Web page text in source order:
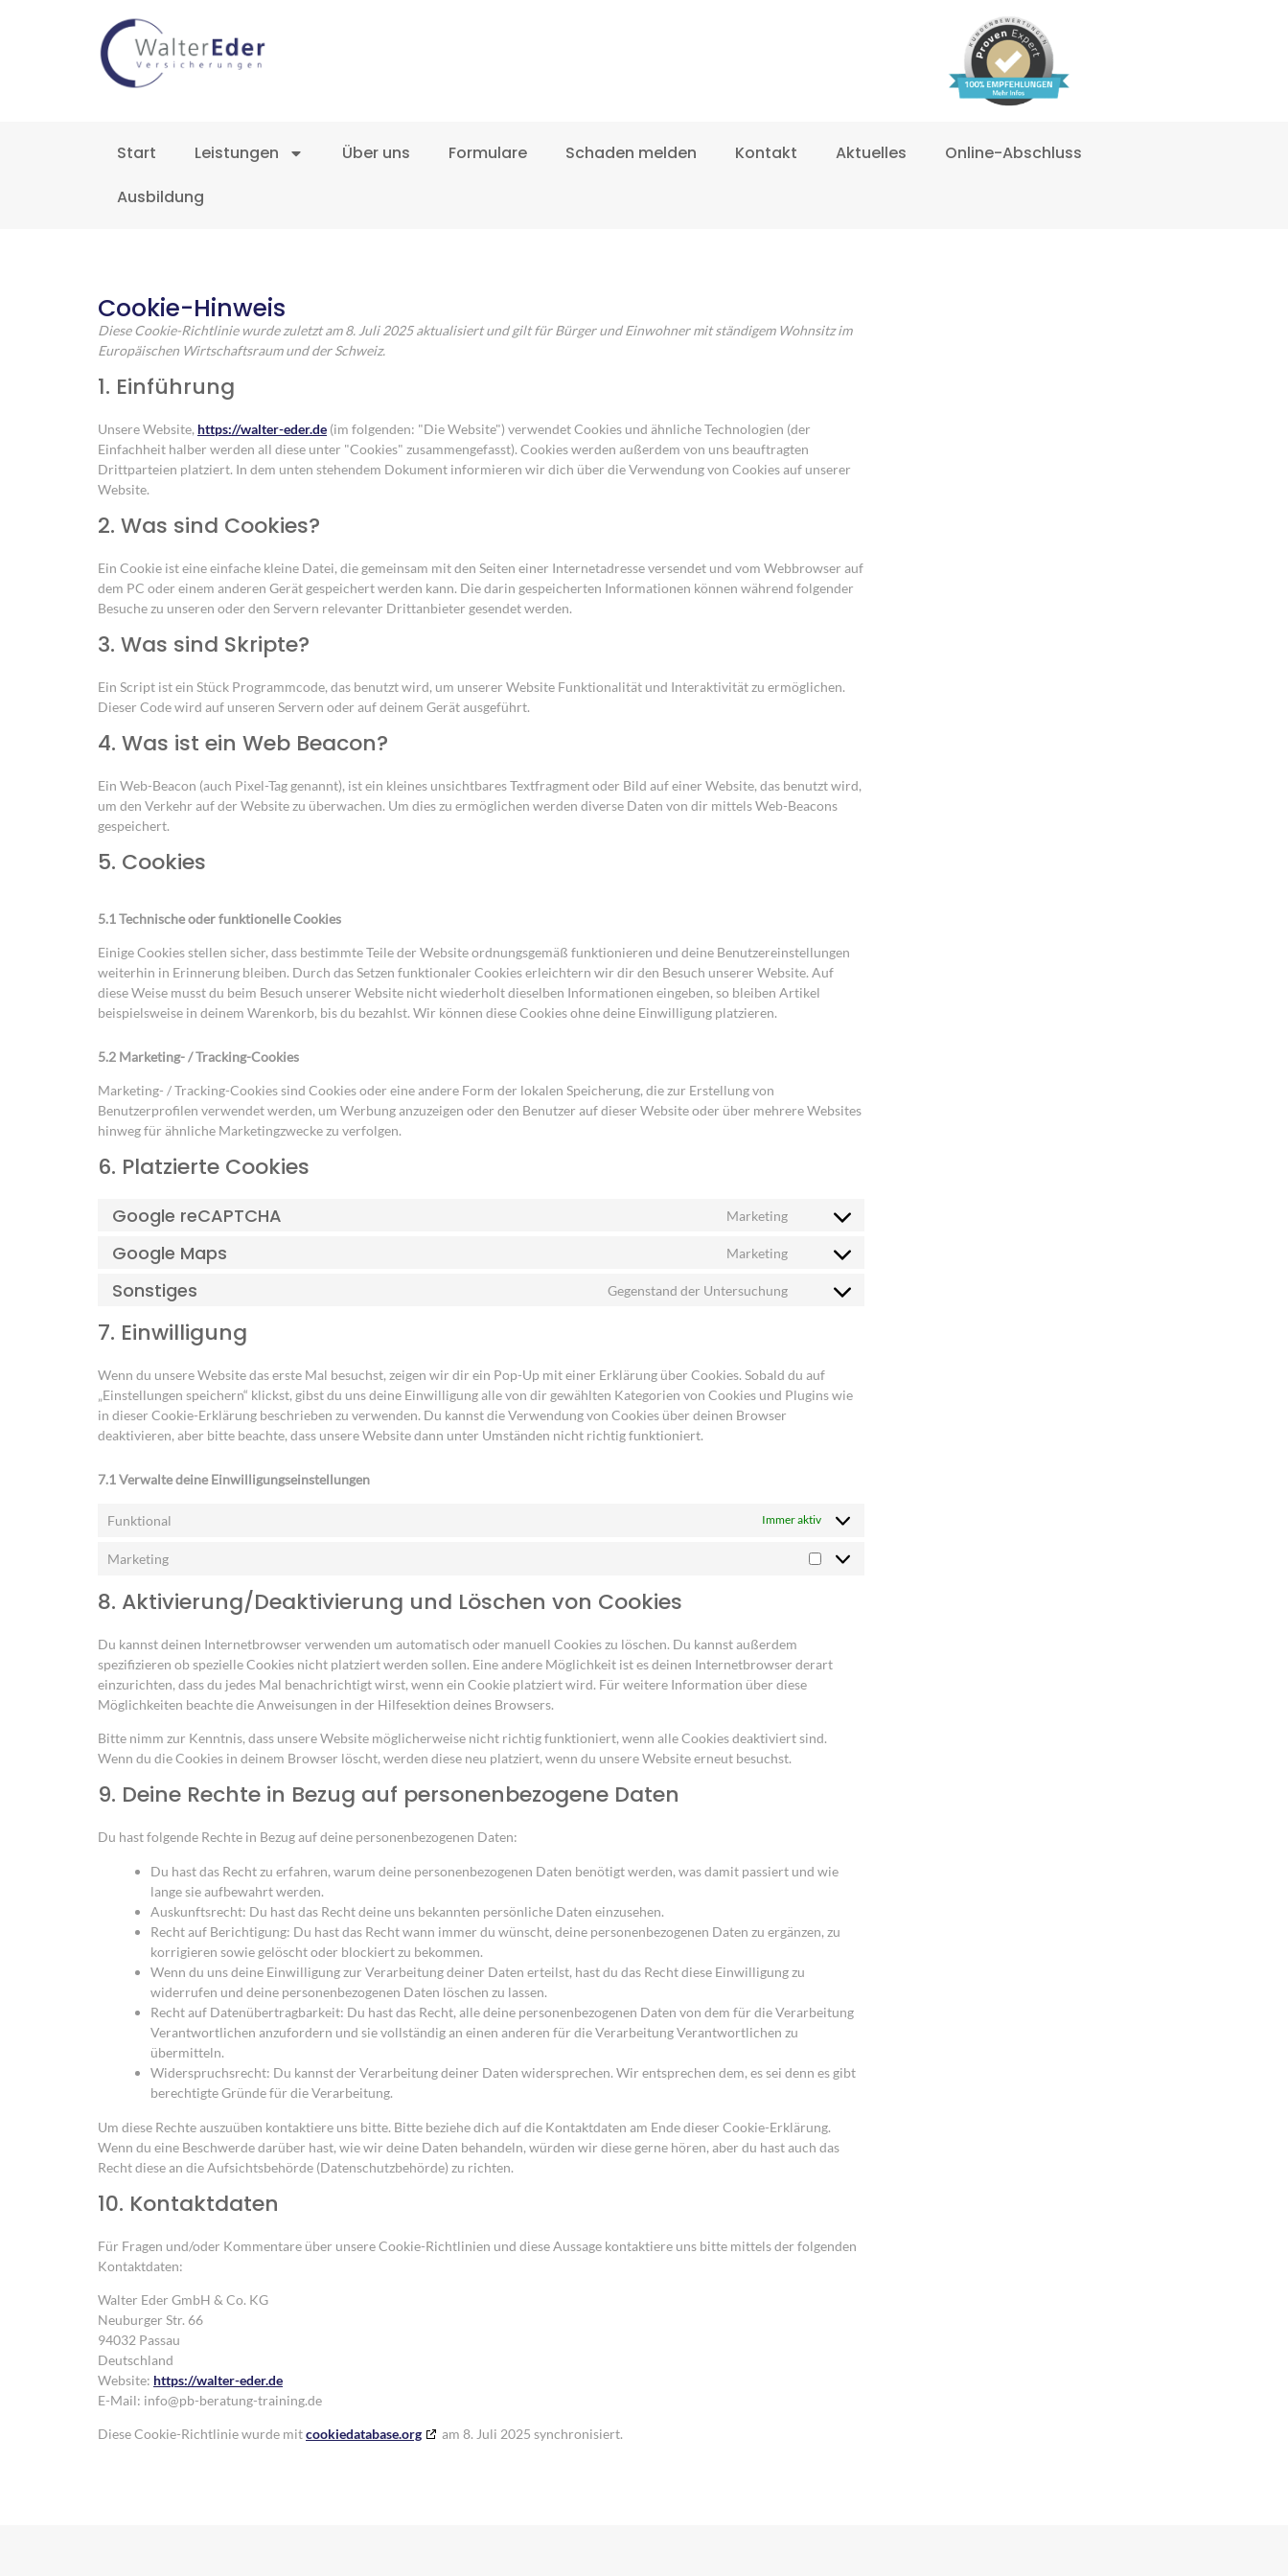
Start Leistungen Über uns Formulare Schaden melden Kontakt Aktuelles
Online-Abschluss
Ausbildung
Cookie-Hinweis
Diese Cookie-Richtlinie wurde zuletzt am 8. Juli 2025 aktualisiert und gilt für Bürger und Einwohner mit ständigem Wohnsitz im
Europäischen Wirtschaftsraum und der Schweiz.
1. Einführung
Unsere Website, https://walter-eder.de (im folgenden: "Die Website") verwendet Cookies und ähnliche Technologien (der
Einfachheit halber werden all diese unter "Cookies" zusammengefasst). Cookies werden außerdem von uns beauftragten
Drittparteien platziert. In dem unten stehendem Dokument informieren wir dich über die Verwendung von Cookies auf unserer
Website.
2. Was sind Cookies?
Ein Cookie ist eine einfache kleine Datei, die gemeinsam mit den Seiten einer Internetadresse versendet und vom Webbrowser auf
dem PC oder einem anderen Gerät gespeichert werden kann. Die darin gespeicherten Informationen können während folgender
Besuche zu unseren oder den Servern relevanter Drittanbieter gesendet werden.
3. Was sind Skripte?
Ein Script ist ein Stück Programmcode, das benutzt wird, um unserer Website Funktionalität und Interaktivität zu ermöglichen.
Dieser Code wird auf unseren Servern oder auf deinem Gerät ausgeführt.
4. Was ist ein Web Beacon?
Ein Web-Beacon (auch Pixel-Tag genannt), ist ein kleines unsichtbares Textfragment oder Bild auf einer Website, das benutzt wird,
um den Verkehr auf der Website zu überwachen. Um dies zu ermöglichen werden diverse Daten von dir mittels Web-Beacons
gespeichert.
5. Cookies
5.1 Technische oder funktionelle Cookies
Einige Cookies stellen sicher, dass bestimmte Teile der Website ordnungsgemäß funktionieren und deine Benutzereinstellungen
weiterhin in Erinnerung bleiben. Durch das Setzen funktionaler Cookies erleichtern wir dir den Besuch unserer Website. Auf
diese Weise musst du beim Besuch unserer Website nicht wiederholt dieselben Informationen eingeben, so bleiben Artikel
beispielsweise in deinem Warenkorb, bis du bezahlst. Wir können diese Cookies ohne deine Einwilligung platzieren.
5.2 Marketing- / Tracking-Cookies
Marketing- / Tracking-Cookies sind Cookies oder eine andere Form der lokalen Speicherung, die zur Erstellung von
Benutzerprofilen verwendet werden, um Werbung anzuzeigen oder den Benutzer auf dieser Website oder über mehrere Websites
hinweg für ähnliche Marketingzwecke zu verfolgen.
6. Platzierte Cookies
Google reCAPTCHA Marketing
Google Maps Marketing
Sonstiges Gegenstand der Untersuchung
7. Einwilligung
Wenn du unsere Website das erste Mal besuchst, zeigen wir dir ein Pop-Up mit einer Erklärung über Cookies. Sobald du auf
„Einstellungen speichern“ klickst, gibst du uns deine Einwilligung alle von dir gewählten Kategorien von Cookies und Plugins wie
in dieser Cookie-Erklärung beschrieben zu verwenden. Du kannst die Verwendung von Cookies über deinen Browser
deaktivieren, aber bitte beachte, dass unsere Website dann unter Umständen nicht richtig funktioniert.
7.1 Verwalte deine Einwilligungseinstellungen
Funktional Immer aktiv
Marketing
8. Aktivierung/Deaktivierung und Löschen von Cookies
Du kannst deinen Internetbrowser verwenden um automatisch oder manuell Cookies zu löschen. Du kannst außerdem
spezifizieren ob spezielle Cookies nicht platziert werden sollen. Eine andere Möglichkeit ist es deinen Internetbrowser derart
einzurichten, dass du jedes Mal benachrichtigt wirst, wenn ein Cookie platziert wird. Für weitere Information über diese
Möglichkeiten beachte die Anweisungen in der Hilfesektion deines Browsers.
Bitte nimm zur Kenntnis, dass unsere Website möglicherweise nicht richtig funktioniert, wenn alle Cookies deaktiviert sind.
Wenn du die Cookies in deinem Browser löscht, werden diese neu platziert, wenn du unsere Website erneut besuchst.
9. Deine Rechte in Bezug auf personenbezogene Daten
Du hast folgende Rechte in Bezug auf deine personenbezogenen Daten:
Du hast das Recht zu erfahren, warum deine personenbezogenen Daten benötigt werden, was damit passiert und wie
lange sie aufbewahrt werden.
Auskunftsrecht: Du hast das Recht deine uns bekannten persönliche Daten einzusehen.
Recht auf Berichtigung: Du hast das Recht wann immer du wünscht, deine personenbezogenen Daten zu ergänzen, zu
korrigieren sowie gelöscht oder blockiert zu bekommen.
Wenn du uns deine Einwilligung zur Verarbeitung deiner Daten erteilst, hast du das Recht diese Einwilligung zu
widerrufen und deine personenbezogenen Daten löschen zu lassen.
Recht auf Datenübertragbarkeit: Du hast das Recht, alle deine personenbezogenen Daten von dem für die Verarbeitung
Verantwortlichen anzufordern und sie vollständig an einen anderen für die Verarbeitung Verantwortlichen zu
übermitteln.
Widerspruchsrecht: Du kannst der Verarbeitung deiner Daten widersprechen. Wir entsprechen dem, es sei denn es gibt
berechtigte Gründe für die Verarbeitung.
Um diese Rechte auszuüben kontaktiere uns bitte. Bitte beziehe dich auf die Kontaktdaten am Ende dieser Cookie-Erklärung.
Wenn du eine Beschwerde darüber hast, wie wir deine Daten behandeln, würden wir diese gerne hören, aber du hast auch das
Recht diese an die Aufsichtsbehörde (Datenschutzbehörde) zu richten.
10. Kontaktdaten
Für Fragen und/oder Kommentare über unsere Cookie-Richtlinien und diese Aussage kontaktiere uns bitte mittels der folgenden
Kontaktdaten:
Walter Eder GmbH & Co. KG
Neuburger Str. 66
94032 Passau
Deutschland
Website: https://walter-eder.de
E-Mail: info@pb-beratung-training.de
Diese Cookie-Richtlinie wurde mitcookiedatabase.org am 8. Juli 2025 synchronisiert.